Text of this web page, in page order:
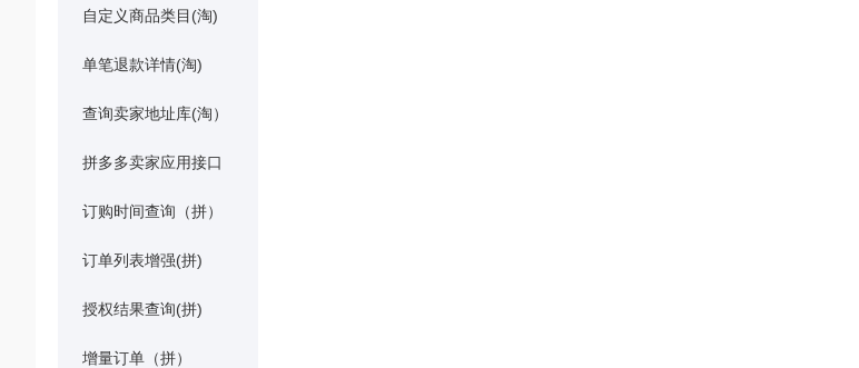
自定义商品类目(淘)
单笔退款详情(淘)
查询卖家地址库(淘）
拼多多卖家应用接口
订购时间查询（拼）
订单列表增强(拼)
授权结果查询(拼)
增量订单（拼）